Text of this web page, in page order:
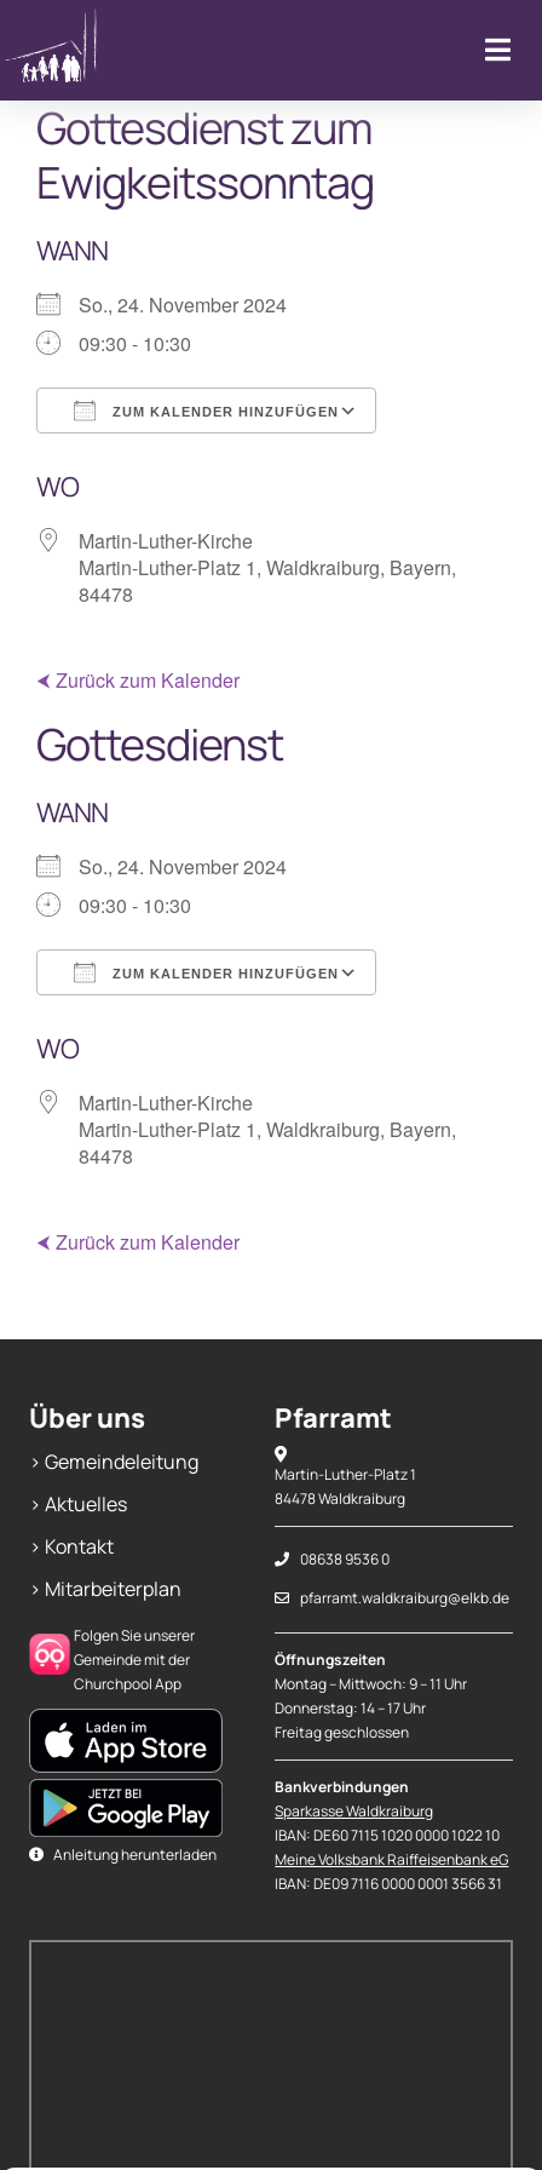
Inhalt
springen
Kalender & Aktuelles
LebenBegleiten
Gottesdienst zum
Ewigkeitssonntag
WANN
So., 24. November 2024
09:30 - 10:30
ZUM KALENDER HINZUFÜGEN
WO
Martin-Luther-Kirche
Martin-Luther-Platz 1, Waldkraiburg, Bayern,
84478
⮜ Zurück zum Kalender
Gottesdienst
WANN
So., 24. November 2024
09:30 - 10:30
ZUM KALENDER HINZUFÜGEN
WO
Martin-Luther-Kirche
Martin-Luther-Platz 1, Waldkraiburg, Bayern,
84478
⮜ Zurück zum Kalender
Über uns
> Gemeindeleitung
> Aktuelles
> Kontakt
> Mitarbeiterplan
Folgen Sie unserer
Gemeinde mit der
Churchpool App
Anleitung herunterladen
Pfarramt
Martin-Luther-Platz 1
84478 Waldkraiburg
08638 9536 0
pfarramt.waldkraiburg@elkb.de
Öffnungszeiten
Montag – Mittwoch: 9 – 11 Uhr
Donnerstag: 14 – 17 Uhr
Freitag geschlossen
Bankverbindungen
Sparkasse Waldkraiburg
IBAN: DE60 7115 1020 0000 1022 10
Meine Volksbank Raiffeisenbank eG
IBAN: DE09 7116 0000 0001 3566 31